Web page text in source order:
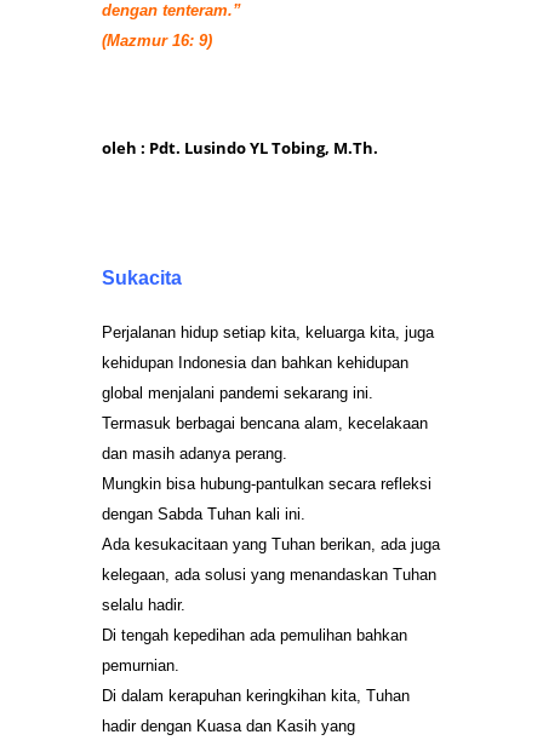
dengan tenteram.”
(Mazmur 16: 9)
oleh : Pdt. Lusindo YL Tobing, M.Th.
Sukacita
Perjalanan hidup setiap kita, keluarga kita, juga
kehidupan Indonesia dan bahkan kehidupan
global menjalani pandemi sekarang ini.
Termasuk berbagai bencana alam, kecelakaan
dan masih adanya perang.
Mungkin bisa hubung-pantulkan secara refleksi
dengan Sabda Tuhan kali ini.
Ada kesukacitaan yang Tuhan berikan, ada juga
kelegaan, ada solusi yang menandaskan Tuhan
selalu hadir.
Di tengah kepedihan ada pemulihan bahkan
pemurnian.
Di dalam kerapuhan keringkihan kita, Tuhan
hadir dengan Kuasa dan Kasih yang